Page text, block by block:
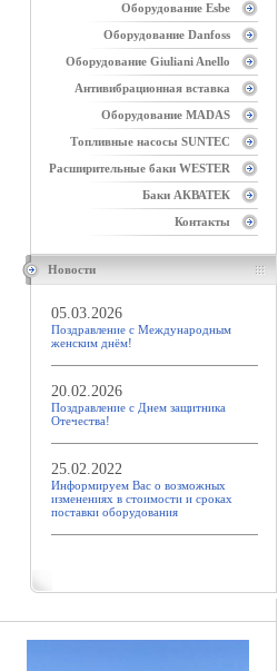
Оборудование Esbe
Оборудование Danfoss
Оборудование Giuliani Anello
Антивибрационная вставка
Оборудование MADAS
Топливные насосы SUNTEC
Расширительные баки WESTER
Баки АКВАТЕК
Контакты
Новости
05.03.2026
Поздравление с Международным
женским днём!
20.02.2026
Поздравление с Днем защитника
Отечества!
25.02.2022
Информируем Вас о возможных
изменениях в стоимости и сроках
поставки оборудования